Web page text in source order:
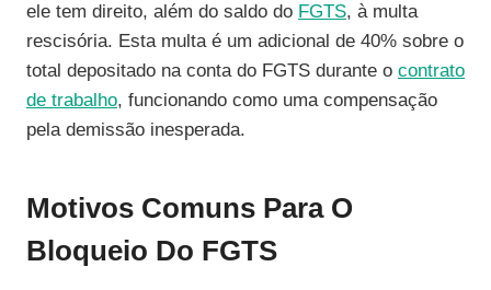
ele tem direito, além do saldo do FGTS, à multa
rescisória. Esta multa é um adicional de 40% sobre o
total depositado na conta do FGTS durante o contrato
de trabalho, funcionando como uma compensação
pela demissão inesperada.
Motivos Comuns Para O
Bloqueio Do FGTS